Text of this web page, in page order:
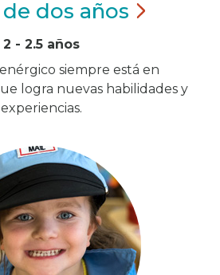
dos años
2 - 2.5 años
siempre está en
logra nuevas habilidades y
experiencias.